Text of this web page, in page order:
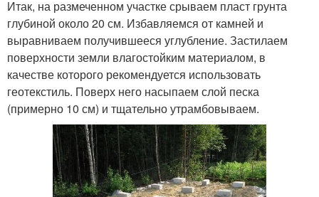
Итак, на размеченном участке срываем пласт грунта
глубиной около 20 см. Избавляемся от камней и
выравниваем получившееся углубление. Застилаем
поверхности земли влагостойким материалом, в
качестве которого рекомендуется использовать
геотекстиль. Поверх него насыпаем слой песка
(примерно 10 см) и тщательно утрамбовываем.